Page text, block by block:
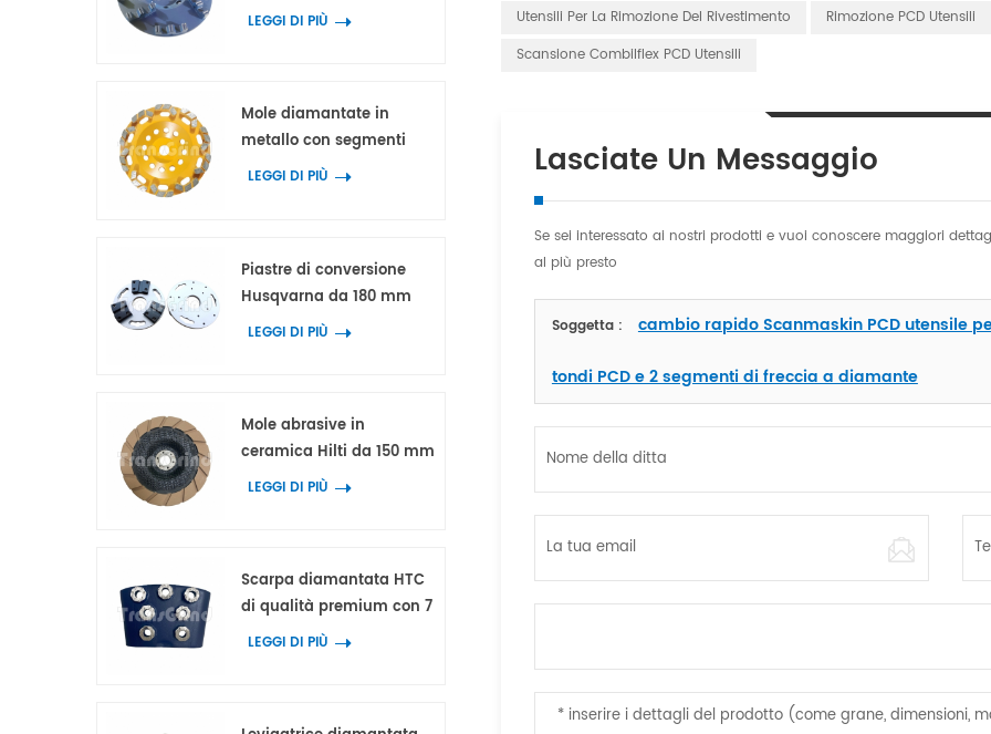
dentellati multipli a
LEGGI DI PIÙ
Mole diamantate in
metallo con segmenti
diamantati a blocchi a
LEGGI DI PIÙ
Piastre di conversione
Husqvarna da 180 mm
con 3 adattatori per
LEGGI DI PIÙ
Mole abrasive in
ceramica Hilti da 150 mm
per la lavorazione dei
LEGGI DI PIÙ
Scarpa diamantata HTC
di qualità premium con 7
segmenti ad anello a
LEGGI DI PIÙ
Utensili Per La Rimozione Del Rivestimento
Rimozione PCD Utensili
Scansione Combilflex PCD Utensili
Lasciate Un Messaggio
Se sei interessato ai nostri prodotti e vuoi conoscere maggiori
al più presto
Soggetta : cambio rapido Scanmaskin PCD utensile
tondi PCD e 2 segmenti di freccia a diamante